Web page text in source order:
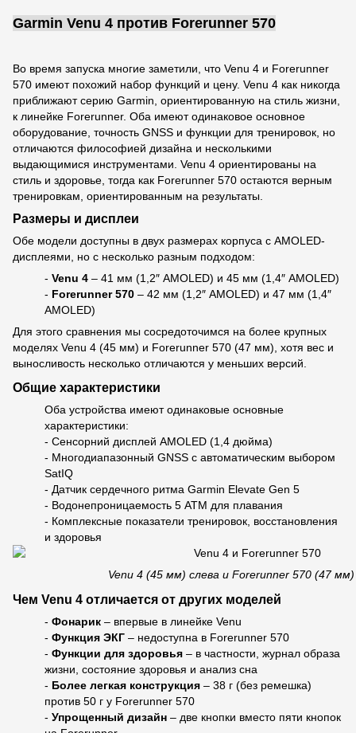
Garmin Venu 4 против Forerunner 570
Во время запуска многие заметили, что Venu 4 и Forerunner
570 имеют похожий набор функций и цену. Venu 4 как никогда
приближают серию Garmin, ориентированную на стиль жизни,
к линейке Forerunner. Оба имеют одинаковое основное
оборудование, точность GNSS и функции для тренировок, но
отличаются философией дизайна и несколькими
выдающимися инструментами. Venu 4 ориентированы на
стиль и здоровье, тогда как Forerunner 570 остаются верным
тренировкам, ориентированным на результаты.
Размеры и дисплеи
Обе модели доступны в двух размерах корпуса с AMOLED-
дисплеями, но с несколько разным подходом:
- Venu 4 – 41 мм (1,2″ AMOLED) и 45 мм (1,4″ AMOLED)
- Forerunner 570 – 42 мм (1,2″ AMOLED) и 47 мм (1,4″
AMOLED)
Для этого сравнения мы сосредоточимся на более крупных
моделях Venu 4 (45 мм) и Forerunner 570 (47 мм), хотя вес и
выносливость несколько отличаются у меньших версий.
Общие характеристики
Оба устройства имеют одинаковые основные
характеристики:
- Сенсорний дисплей AMOLED (1,4 дюйма)
- Многодиапазонный GNSS с автоматическим выбором
SatIQ
- Датчик сердечного ритма Garmin Elevate Gen 5
- Водонепроницаемость 5 ATM для плавания
- Комплексные показатели тренировок, восстановления
и здоровья
Venu 4 (45 мм) слева и Forerunner 570 (47 мм)
Чем Venu 4 отличается от других моделей
- Фонарик – впервые в линейке Venu
- Функция ЭКГ – недоступна в Forerunner 570
- Функции для здоровья – в частности, журнал образа
жизни, состояние здоровья и анализ сна
- Более легкая конструкция – 38 г (без ремешка)
против 50 г у Forerunner 570
- Упрощенный дизайн – две кнопки вместо пяти кнопок